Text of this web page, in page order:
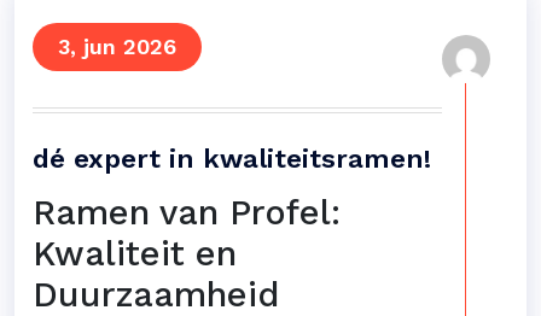
3, jun 2026
dé expert in kwaliteitsramen!
Ramen van Profel:
Kwaliteit en
Duurzaamheid